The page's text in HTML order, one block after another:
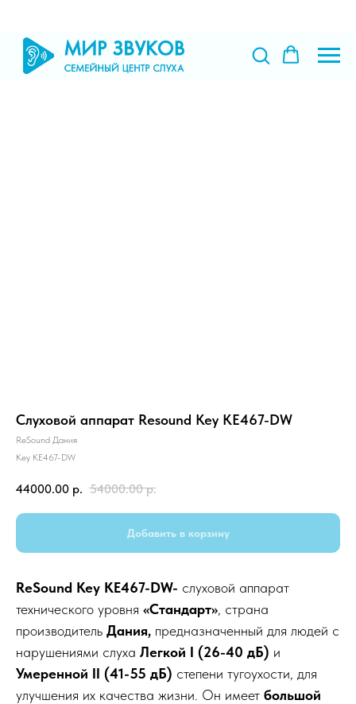
Слуховой аппарат Resound Key KE467-DW
ReSound Дания
Key KE467-DW
44000.00 р. 54000.00 р.
Добавить в корзину
ReSound Key KE467-DW- слуховой аппарат
технического уровня «Стандарт», страна
производитель Дания, предназначенный для людей с
нарушениями слуха Легкой I (26-40 дБ) и
Умеренной II (41-55 дБ) степени тугоухости, для
улучшения их качества жизни. Он имеет большой